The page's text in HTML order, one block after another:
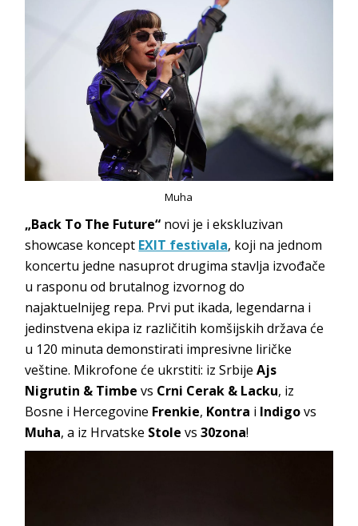
Muha
„Back To The Future“ novi je i ekskluzivan
showcase koncept EXIT festivala, koji na jednom
koncertu jedne nasuprot drugima stavlja izvođače
u rasponu od brutalnog izvornog do
najaktuelnijeg repa. Prvi put ikada, legendarna i
jedinstvena ekipa iz različitih komšijskih država će
u 120 minuta demonstirati impresivne liričke
veštine. Mikrofone će ukrstiti: iz SrbijeAjs
Nigrutin & Timbe vs Crni Cerak & Lacku, iz
Bosne i Hercegovine Frenkie, Kontra i Indigovs
Muha, a iz Hrvatske Stole vs30zona!